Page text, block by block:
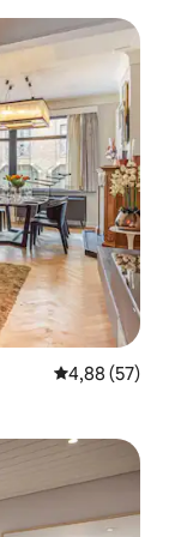
Note
4,88 (57)